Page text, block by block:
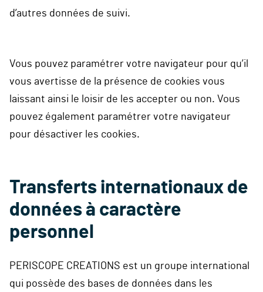
d’autres données de suivi.
Vous pouvez paramétrer votre navigateur pour qu’il
vous avertisse de la présence de cookies vous
laissant ainsi le loisir de les accepter ou non. Vous
pouvez également paramétrer votre navigateur
pour désactiver les cookies.
Transferts internationaux de
données à caractère
personnel
PERISCOPE CREATIONS est un groupe international
qui possède des bases de données dans les